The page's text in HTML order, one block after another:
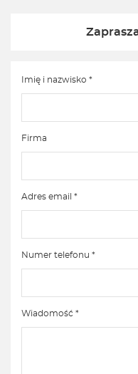
Imię i nazwisko *
Firma
Adres email *
Numer telefonu *
Wiadomość *